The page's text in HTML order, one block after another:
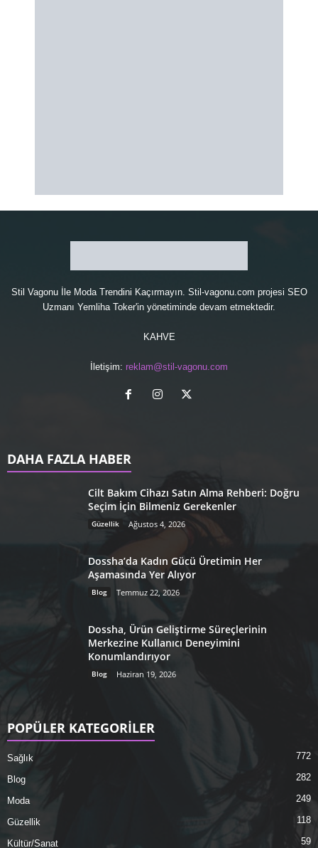
Stil Vagonu İle Moda Trendini Kaçırmayın. Stil-vagonu.com projesi SEO
Uzmanı Yemliha Toker'in yönetiminde devam etmektedir.
KAHVE
İletişim: reklam@stil-vagonu.com
DAHA FAZLA HABER
Cilt Bakım Cihazı Satın Alma Rehberi: Doğru
Seçim İçin Bilmeniz Gerekenler
Güzellik Ağustos 4, 2026
Dossha’da Kadın Gücü Üretimin Her
Aşamasında Yer Alıyor
Blog Temmuz 22, 2026
Dossha, Ürün Geliştirme Süreçlerinin
Merkezine Kullanıcı Deneyimini
Konumlandırıyor
Blog Haziran 19, 2026
POPÜLER KATEGORİLER
Sağlık 772
Blog 282
Moda 249
Güzellik 118
Kültür/Sanat 59